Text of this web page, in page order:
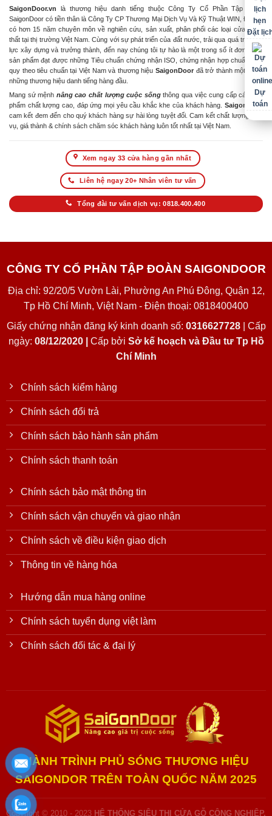
SaigonDoor.vn là thương hiệu danh tiếng thuộc Công Ty Cổ Phần Tập Đoàn
SaigonDoor có tiền thân là Công Ty CP Thương Mại Dịch Vụ Và Kỹ Thuật WIN, Đơn vị
có hơn 15 năm chuyên môn về nghiên cứu, sản xuất, phân phối các loại cửa & nội
thất tại thị trường Việt Nam. Cùng với sự phát triển của đất nước, trải qua quá trình nỗ
lực xây dựng và trưởng thành, đến nay chúng tôi tự hào là một trong số ít đơn vị có
sản phẩm đạt được những Tiêu chuẩn chứng nhận ISO, chứng nhận hợp chuẩn hợp
quy theo tiêu chuẩn tại Việt Nam và thương hiệu SaigonDoor đã trở thành một trong
những thương hiệu danh tiếng hàng đầu.
Mang sứ mệnh nâng cao chất lượng cuộc sốngthông qua việc cung cấp các sản
phẩm chất lượng cao, đáp ứng mọi yêu cầu khắc khe của khách hàng. SaigonDoor
cam kết đem đến cho quý khách hàng sự hài lòng tuyệt đối. Cam kết chất lượng dịch
vụ, giá thành & chính sách chăm sóc khách hàng luôn tốt nhất tại Việt Nam.
Xem ngay 33 cửa hàng gần nhất
Liên hệ ngay 20+ Nhân viên tư vấn
Tổng đài tư vấn dịch vụ: 0818.400.400
CÔNG TY CỔ PHẦN TẬP ĐOÀN SAIGONDOOR
Địa chỉ: 92/20/5 Vườn Lài, Phường An Phú Đông, Quận 12,
Tp Hồ Chí Minh, Việt Nam - Điện thoại: 0818400400
Giấy chứng nhận đăng ký kinh doanh số: 0316627728| Cấp
ngày: 08/12/2020 | Cấp bởi Sở kế hoạch và Đầu tư Tp Hồ
Chí Minh
Chính sách kiểm hàng
Chính sách đổi trả
Chính sách bảo hành sản phẩm
Chính sách thanh toán
Chính sách bảo mật thông tin
Chính sách vận chuyển và giao nhận
Chính sách về điều kiện giao dịch
Thông tin về hàng hóa
Hướng dẫn mua hàng online
Chính sách tuyển dụng việt làm
Chính sách đối tác & đại lý
HÀNH TRÌNH PHỦ SÓNG THƯƠNG HIỆU
SAIGONDOR TRÊN TOÀN QUỐC NĂM 2025
Copyright © 2010 - 2023 HỆ THỐNG SIÊU THỊ CỬA GỖ CÔNG NGHIỆP,
Đặt
Dự
toán